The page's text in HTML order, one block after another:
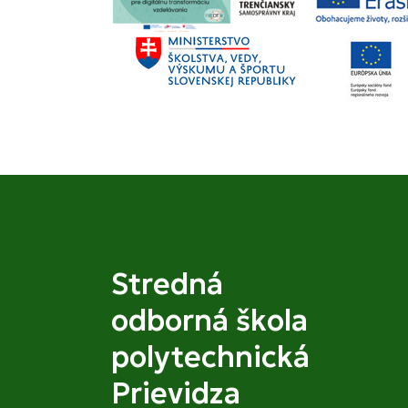
Stredná
odborná škola
polytechnická
Prievidza